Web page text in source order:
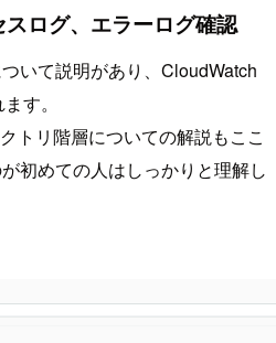
ログ、エラーログ確認
いて説明があり、CloudWatch
す。
トリ階層についての解説もここ
初めての人はしっかりと理解し